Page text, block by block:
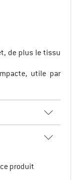
de plus le tissu
utile par
produit